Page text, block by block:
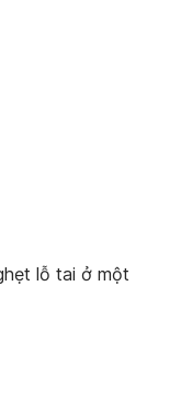
lỗ tai ở một